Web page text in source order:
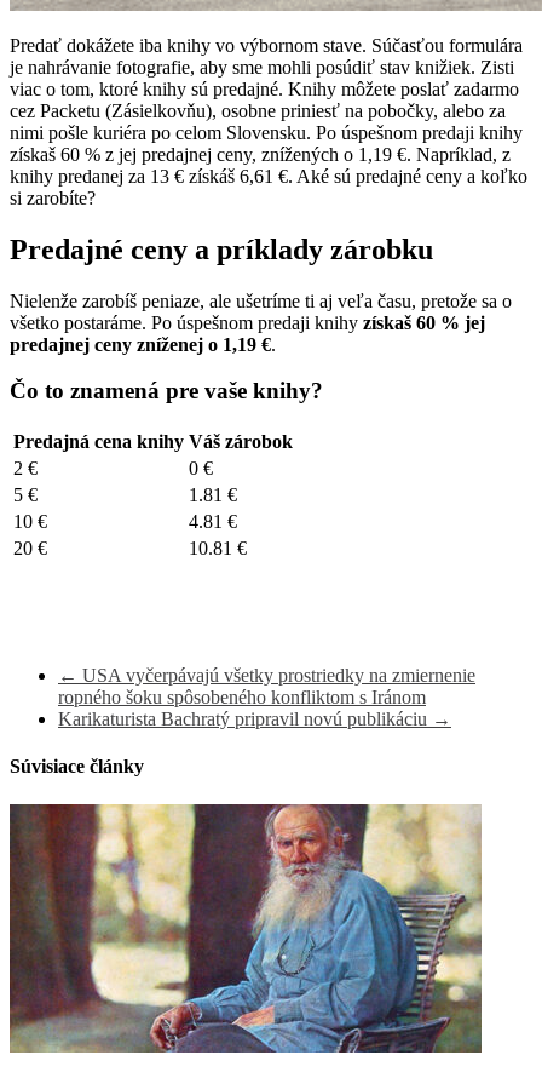
Predať dokážete iba knihy vo výbornom stave. Súčasťou formulára
je nahrávanie fotografie, aby sme mohli posúdiť stav knižiek. Zisti
viac o tom, ktoré knihy sú predajné. Knihy môžete poslať zadarmo
cez Packetu (Zásielkovňu), osobne priniesť na pobočky, alebo za
nimi pošle kuriéra po celom Slovensku. Po úspešnom predaji knihy
získaš 60 % z jej predajnej ceny, znížených o 1,19 €. Napríklad, z
knihy predanej za 13 € získáš 6,61 €. Aké sú predajné ceny a koľko
si zarobíte?
Predajné ceny a príklady zárobku
Nielenže zarobíš peniaze, ale ušetríme ti aj veľa času, pretože sa o
všetko postaráme. Po úspešnom predaji knihy získaš 60 % jej
predajnej ceny zníženej o 1,19 €.
Čo to znamená pre vaše knihy?
Predajná cena knihy Váš zárobok
2 €
0 €
5 €
1.81 €
10 €
4.81 €
20 €
10.81 €
← USA vyčerpávajú všetky prostriedky na zmiernenie
ropného šoku spôsobeného konfliktom s Iránom
Karikaturista Bachratý pripravil novú publikáciu →
Súvisiace články